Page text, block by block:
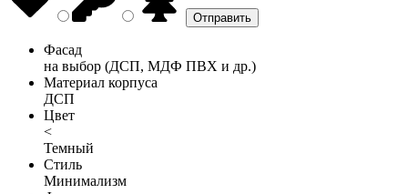
Фасад
на выбор (ДСП, МДФ ПВХ и др.)
Материал корпуса
ДСП
Цвет
<
Темный
Стиль
Минимализм